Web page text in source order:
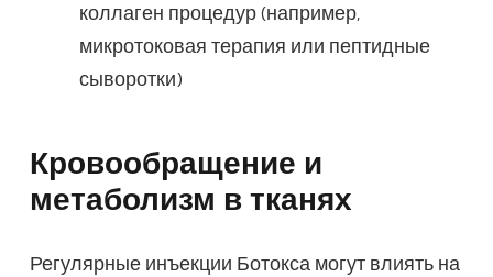
коллаген процедур (например,
микротоковая терапия или пептидные
сыворотки)
Кровообращение и
метаболизм в тканях
Регулярные инъекции Ботокса могут влиять на